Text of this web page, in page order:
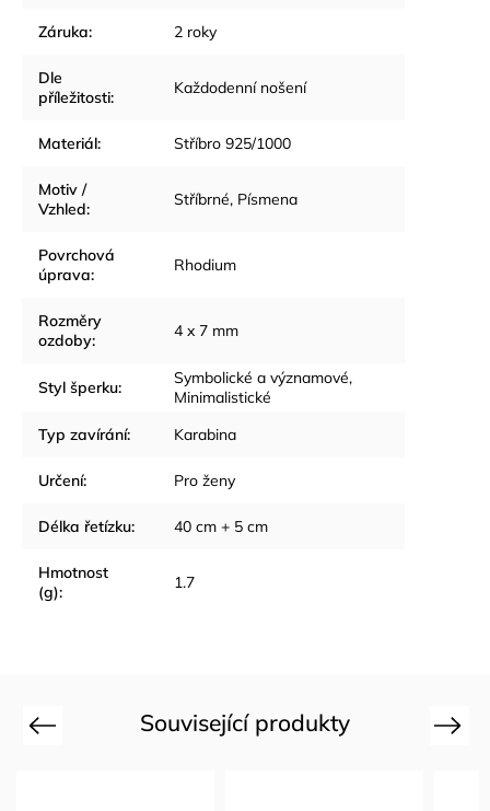
Záruka: 2 roky
Dle
příležitosti: Každodenní nošení
Materiál: Stříbro 925/1000
Motiv /
Vzhled: Stříbrné, Písmena
Povrchová
úprava: Rhodium
Rozměry
ozdoby: 4 x 7 mm
Styl šperku: Symbolické a významové,
Minimalistické
Typ zavírání: Karabina
Určení: Pro ženy
Délka řetízku: 40 cm + 5 cm
Hmotnost
(g): 1.7
Související produkty
Previous Next